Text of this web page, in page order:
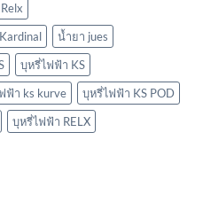
น้ำยา jues
บุหรี่ไฟฟ้า KS
ฟ้า ks kurve
บุหรี่ไฟฟ้า KS POD
บุหรี่ไฟฟ้า RELX